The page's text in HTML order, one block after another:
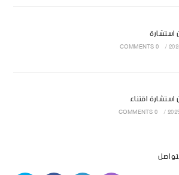
استشارة
/
0 COMMENTS
استشارة اقتناء
/
0 COMMENTS